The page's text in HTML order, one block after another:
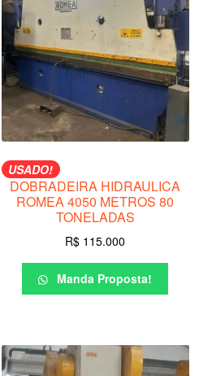
USADO!
DOBRADEIRA HIDRAULICA
ROMEA 4050 METROS 80
TONELADAS
R$ 115.000
Manda Proposta!